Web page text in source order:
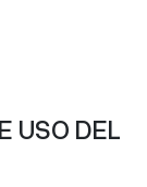
USO DEL